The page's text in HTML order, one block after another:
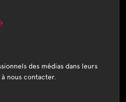
des médias dans leurs
à nous contacter.